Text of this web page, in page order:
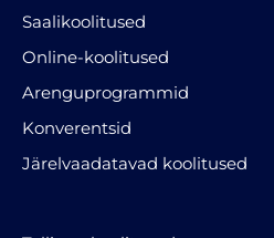
Saalikoolitused
Online-koolitused
Arenguprogrammid
Konverentsid
Järelvaadatavad koolitused